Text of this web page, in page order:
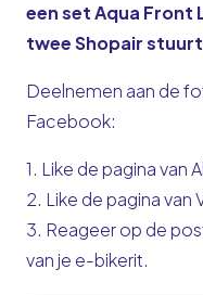
een set Aqua Front
twee Shopair
Deelnemen aan de
Facebook:
1. Like de pagina van
2. Like de pagina van
3. Reageer op de
van je e-bikerit.